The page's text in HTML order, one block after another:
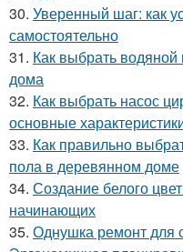
30. Уверенный шаг: как
самостоятельно
31. Как выбрать водяной
дома
32. Как выбрать насос
основные
33. Как правильно
пола в деревянном доме
34. Создание белого
начинающих
35. Однушка ремонт для